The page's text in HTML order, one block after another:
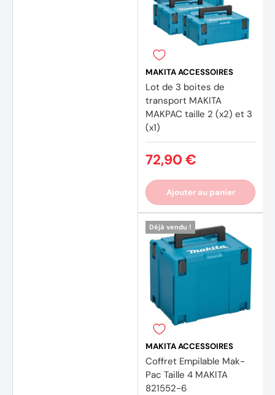
MAKITA ACCESSOIRES
Lot de 3 boites de
transport MAKITA
MAKPAC taille 2 (x2) et 3
(x1)
72,90 €
Ajouter au panier
Déjà vendu !
MAKITA ACCESSOIRES
Coffret Empilable Mak-
Pac Taille 4 MAKITA
821552-6